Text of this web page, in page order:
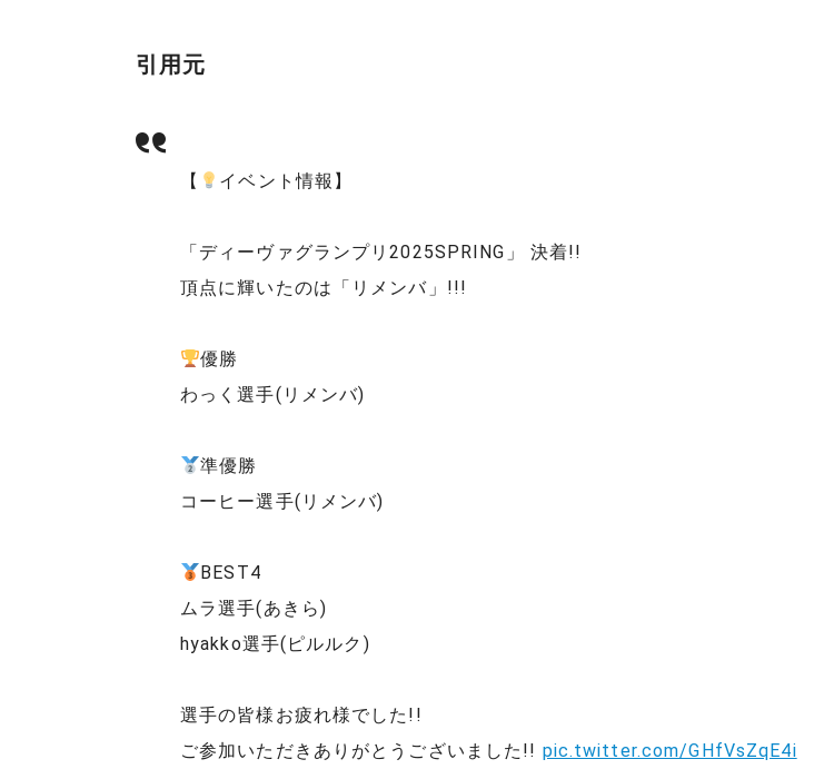
引用元
【 イベント情報】
「ディーヴァグランプリ2025SPRING」 決着!!
頂点に輝いたのは「リメンバ」!!!
優勝
わっく選手(リメンバ)
準優勝
コーヒー選手(リメンバ)
BEST4
ムラ選手(あきら)
hyakko選手(ピルルク)
選手の皆様お疲れ様でした!!
ご参加いただきありがとうございました!! pic.twitter.com/GHfVsZqE4i